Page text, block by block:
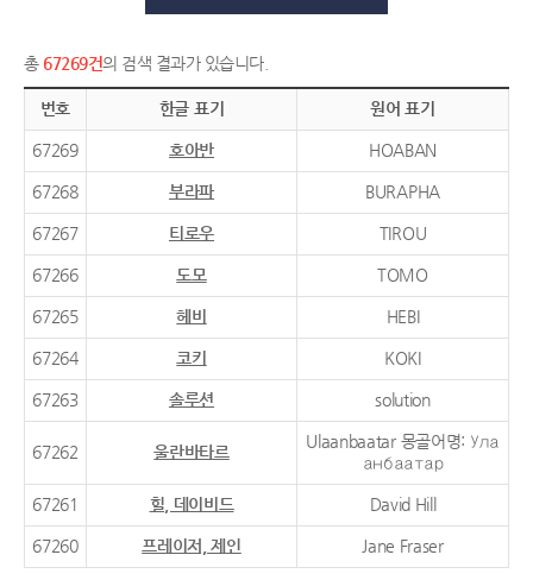
총 67269건의 검색 결과가 있습니다.
번호 한글 표기 원어 표기
67269 호아반 HOABAN
67268 부라파 BURAPHA
67267 티로우 TIROU
67266 도모 TOMO
67265 헤비 HEBI
67264 코키 KOKI
67263 솔루션 solution
67262 울란바타르
Ulaanbaatar 몽골어명: Ула
анбаатар
67261 힐, 데이비드 David Hill
67260 프레이저, 제인 Jane Fraser